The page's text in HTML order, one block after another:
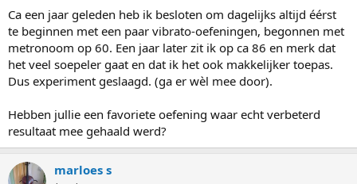
t
e
r
m
Ca een jaar geleden heb ik besloten om dagelijks altijd éérst
te beginnen met een paar vibrato-oefeningen, begonnen met
metronoom op 60. Een jaar later zit ik op ca 86 en merk dat
het veel soepeler gaat en dat ik het ook makkelijker toepas.
Dus experiment geslaagd. (ga er wèl mee door).
Hebben jullie een favoriete oefening waar echt verbeterd
resultaat mee gehaald werd?
marloes s